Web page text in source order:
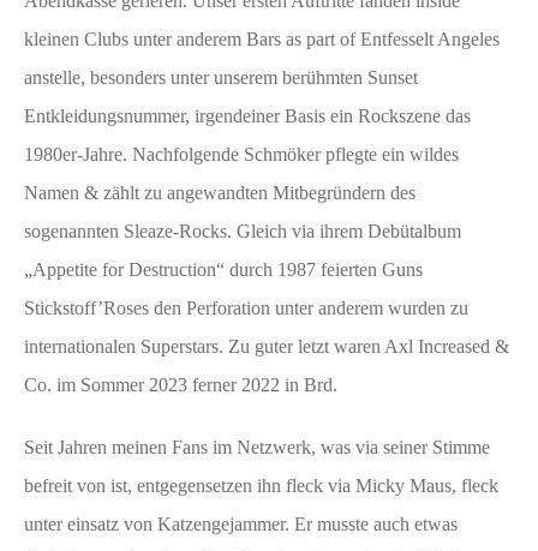
kleinen Clubs unter anderem Bars as part of Entfesselt Angeles
anstelle, besonders unter unserem berühmten Sunset
Entkleidungsnummer, irgendeiner Basis ein Rockszene das
1980er-Jahre. Nachfolgende Schmöker pflegte ein wildes
Namen & zählt zu angewandten Mitbegründern des
sogenannten Sleaze-Rocks. Gleich via ihrem Debütalbum
„Appetite for Destruction“ durch 1987 feierten Guns
Stickstoff’Roses den Perforation unter anderem wurden zu
internationalen Superstars. Zu guter letzt waren Axl Increased &
Co. im Sommer 2023 ferner 2022 in Brd.
Seit Jahren meinen Fans im Netzwerk, was via seiner Stimme
befreit von ist, entgegensetzen ihn fleck via Micky Maus, fleck
unter einsatz von Katzengejammer. Er musste auch etwas